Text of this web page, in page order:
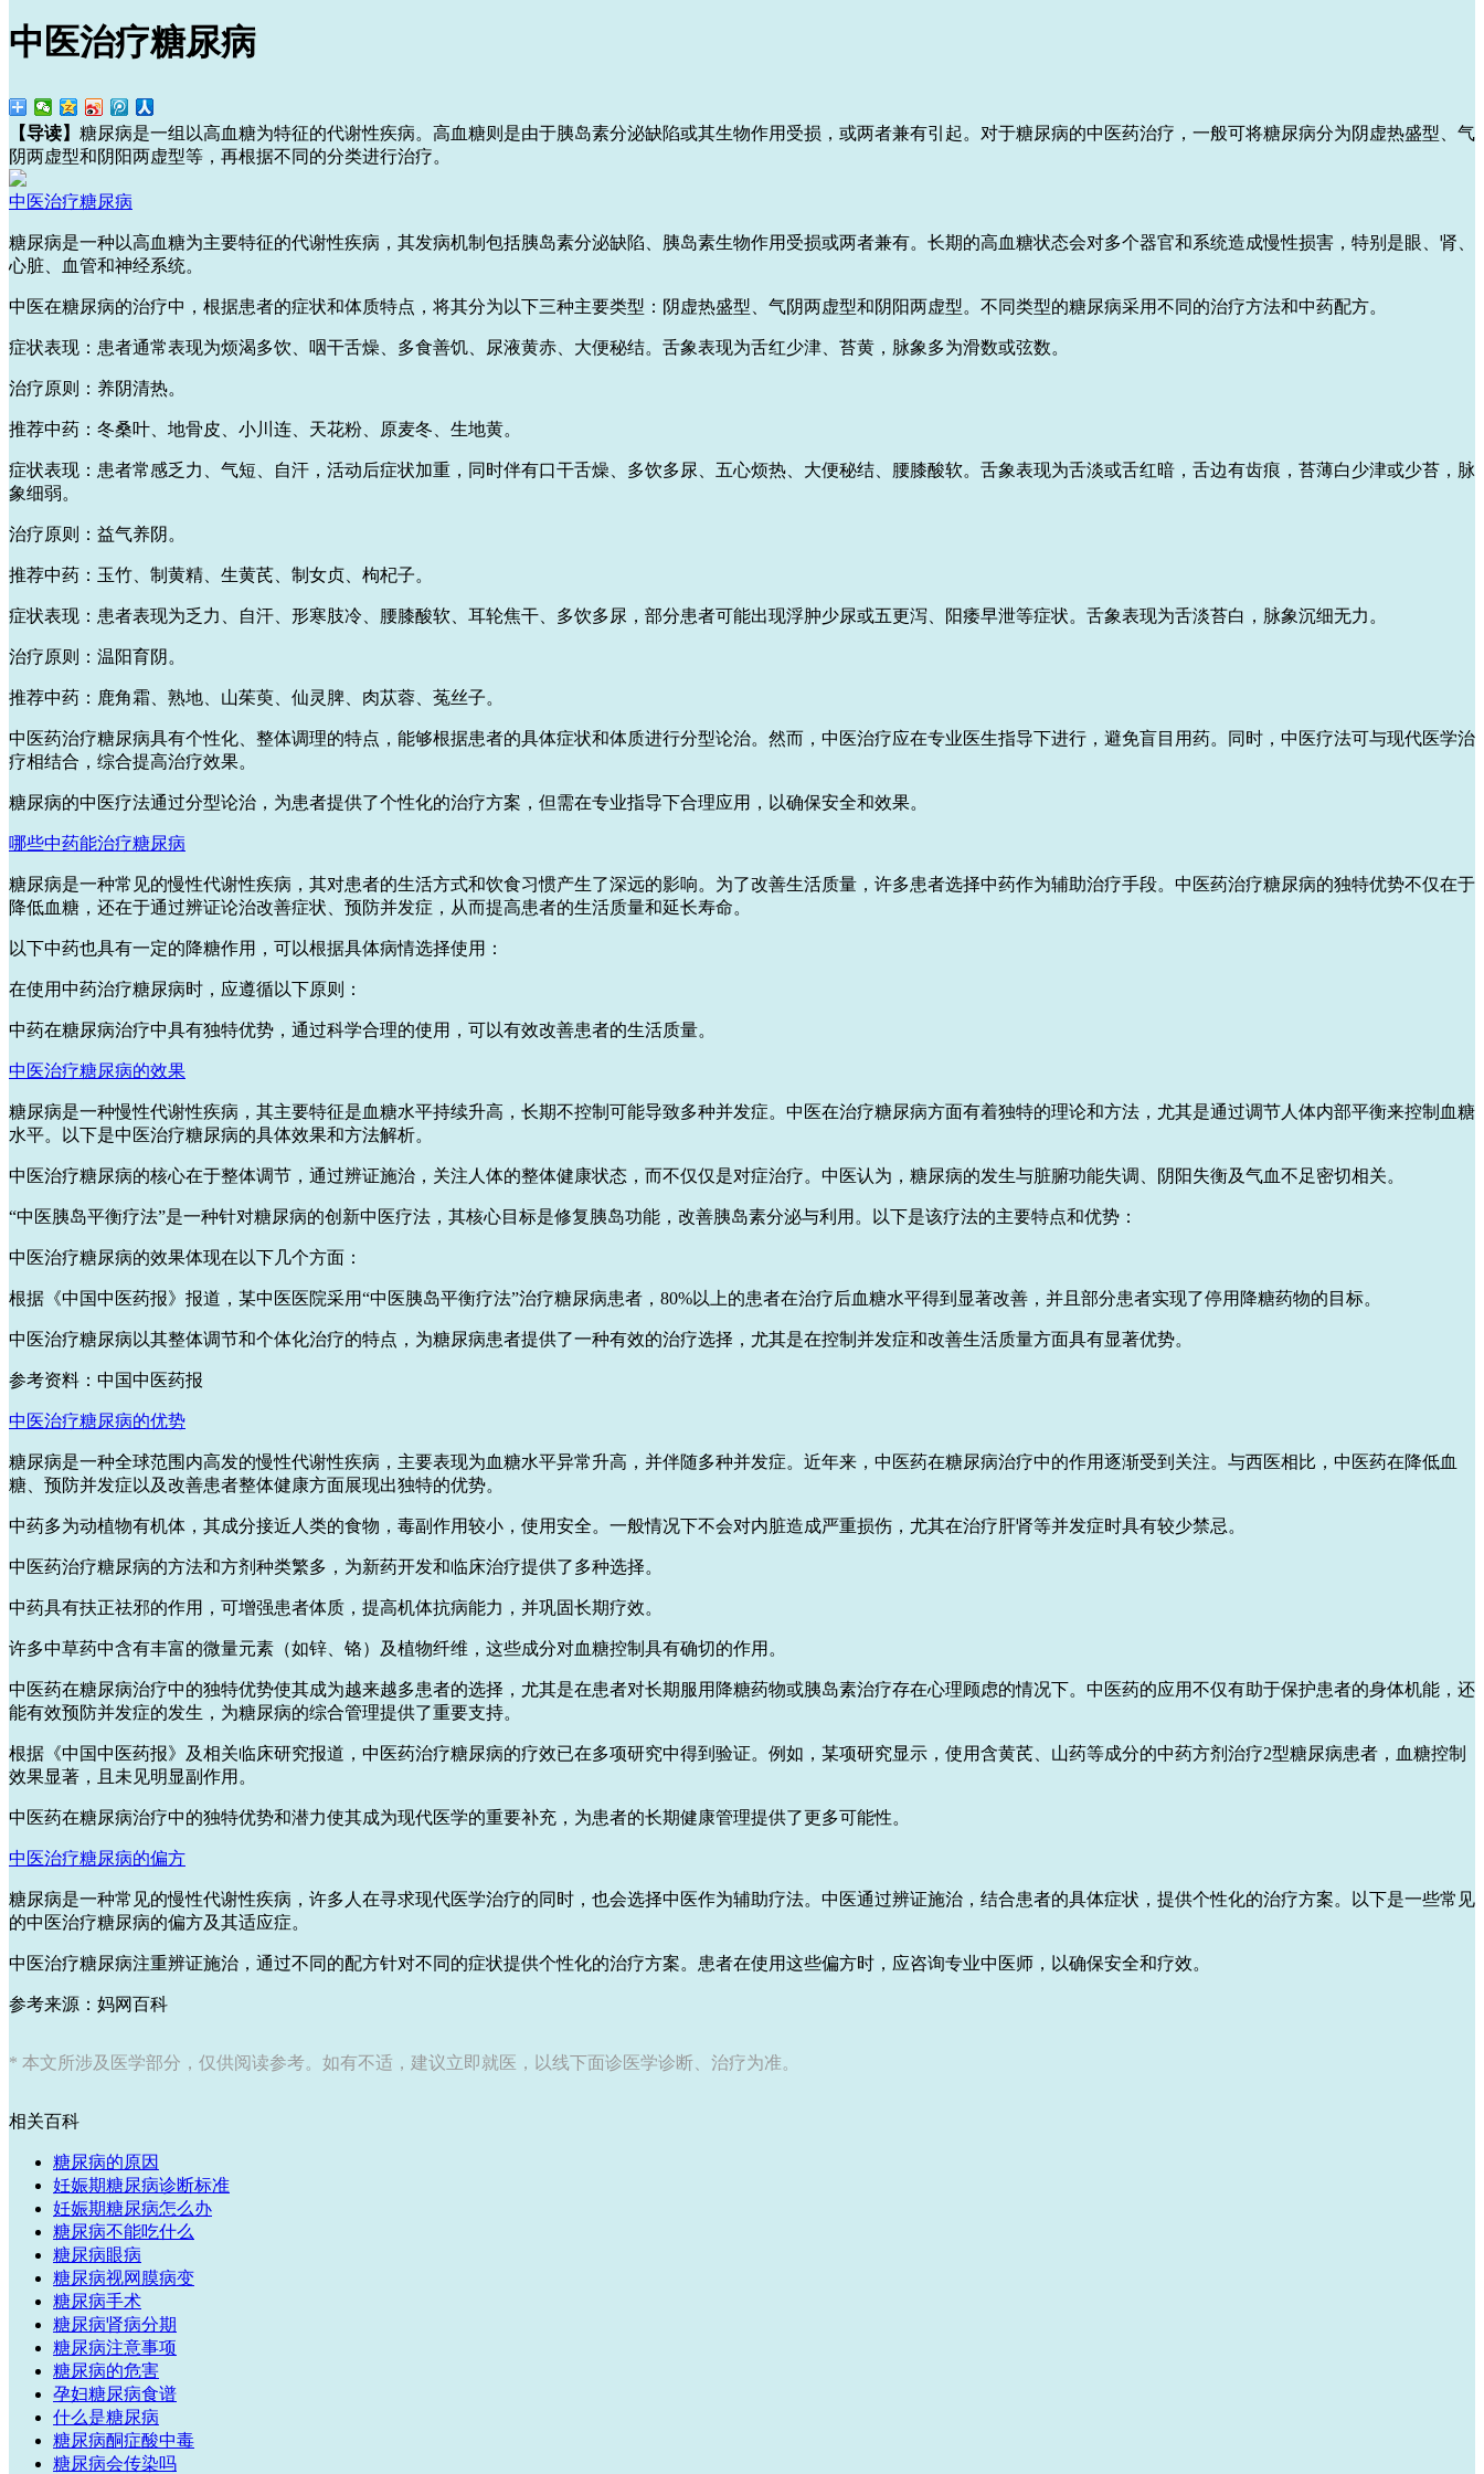
中医治疗糖尿病
【导读】 糖尿病是一组以高血糖为特征的代谢性疾病。高血糖则是由于胰岛素分泌缺陷或其生物作用受损，或两者兼有引起。对于糖尿病的中医药治疗，一般可将糖尿病分为阴虚热盛型、气
阴两虚型和阴阳两虚型等，再根据不同的分类进行治疗。
中医治疗糖尿病
糖尿病是一种以高血糖为主要特征的代谢性疾病，其发病机制包括胰岛素分泌缺陷、胰岛素生物作用受损或两者兼有。长期的高血糖状态会对多个器官和系统造成慢性损害，特别是眼、肾、
心脏、血管和神经系统。
中医在糖尿病的治疗中，根据患者的症状和体质特点，将其分为以下三种主要类型：阴虚热盛型、气阴两虚型和阴阳两虚型。不同类型的糖尿病采用不同的治疗方法和中药配方。
症状表现：患者通常表现为烦渴多饮、咽干舌燥、多食善饥、尿液黄赤、大便秘结。舌象表现为舌红少津、苔黄，脉象多为滑数或弦数。
治疗原则：养阴清热。
推荐中药：冬桑叶、地骨皮、小川连、天花粉、原麦冬、生地黄。
症状表现：患者常感乏力、气短、自汗，活动后症状加重，同时伴有口干舌燥、多饮多尿、五心烦热、大便秘结、腰膝酸软。舌象表现为舌淡或舌红暗，舌边有齿痕，苔薄白少津或少苔，脉
象细弱。
治疗原则：益气养阴。
推荐中药：玉竹、制黄精、生黄芪、制女贞、枸杞子。
症状表现：患者表现为乏力、自汗、形寒肢冷、腰膝酸软、耳轮焦干、多饮多尿，部分患者可能出现浮肿少尿或五更泻、阳痿早泄等症状。舌象表现为舌淡苔白，脉象沉细无力。
治疗原则：温阳育阴。
推荐中药：鹿角霜、熟地、山茱萸、仙灵脾、肉苁蓉、菟丝子。
中医药治疗糖尿病具有个性化、整体调理的特点，能够根据患者的具体症状和体质进行分型论治。然而，中医治疗应在专业医生指导下进行，避免盲目用药。同时，中医疗法可与现代医学治
疗相结合，综合提高治疗效果。
糖尿病的中医疗法通过分型论治，为患者提供了个性化的治疗方案，但需在专业指导下合理应用，以确保安全和效果。
哪些中药能治疗糖尿病
糖尿病是一种常见的慢性代谢性疾病，其对患者的生活方式和饮食习惯产生了深远的影响。为了改善生活质量，许多患者选择中药作为辅助治疗手段。中医药治疗糖尿病的独特优势不仅在于
降低血糖，还在于通过辨证论治改善症状、预防并发症，从而提高患者的生活质量和延长寿命。
以下中药也具有一定的降糖作用，可以根据具体病情选择使用：
在使用中药治疗糖尿病时，应遵循以下原则：
中药在糖尿病治疗中具有独特优势，通过科学合理的使用，可以有效改善患者的生活质量。
中医治疗糖尿病的效果
糖尿病是一种慢性代谢性疾病，其主要特征是血糖水平持续升高，长期不控制可能导致多种并发症。中医在治疗糖尿病方面有着独特的理论和方法，尤其是通过调节人体内部平衡来控制血糖
水平。以下是中医治疗糖尿病的具体效果和方法解析。
中医治疗糖尿病的核心在于整体调节，通过辨证施治，关注人体的整体健康状态，而不仅仅是对症治疗。中医认为，糖尿病的发生与脏腑功能失调、阴阳失衡及气血不足密切相关。
“中医胰岛平衡疗法”是一种针对糖尿病的创新中医疗法，其核心目标是修复胰岛功能，改善胰岛素分泌与利用。以下是该疗法的主要特点和优势：
中医治疗糖尿病的效果体现在以下几个方面：
根据《中国中医药报》报道，某中医医院采用“中医胰岛平衡疗法”治疗糖尿病患者，80%以上的患者在治疗后血糖水平得到显著改善，并且部分患者实现了停用降糖药物的目标。
中医治疗糖尿病以其整体调节和个体化治疗的特点，为糖尿病患者提供了一种有效的治疗选择，尤其是在控制并发症和改善生活质量方面具有显著优势。
参考资料：中国中医药报
中医治疗糖尿病的优势
糖尿病是一种全球范围内高发的慢性代谢性疾病，主要表现为血糖水平异常升高，并伴随多种并发症。近年来，中医药在糖尿病治疗中的作用逐渐受到关注。与西医相比，中医药在降低血
糖、预防并发症以及改善患者整体健康方面展现出独特的优势。
中药多为动植物有机体，其成分接近人类的食物，毒副作用较小，使用安全。一般情况下不会对内脏造成严重损伤，尤其在治疗肝肾等并发症时具有较少禁忌。
中医药治疗糖尿病的方法和方剂种类繁多，为新药开发和临床治疗提供了多种选择。
中药具有扶正祛邪的作用，可增强患者体质，提高机体抗病能力，并巩固长期疗效。
许多中草药中含有丰富的微量元素（如锌、铬）及植物纤维，这些成分对血糖控制具有确切的作用。
中医药在糖尿病治疗中的独特优势使其成为越来越多患者的选择，尤其是在患者对长期服用降糖药物或胰岛素治疗存在心理顾虑的情况下。中医药的应用不仅有助于保护患者的身体机能，还
能有效预防并发症的发生，为糖尿病的综合管理提供了重要支持。
根据《中国中医药报》及相关临床研究报道，中医药治疗糖尿病的疗效已在多项研究中得到验证。例如，某项研究显示，使用含黄芪、山药等成分的中药方剂治疗2型糖尿病患者，血糖控制
效果显著，且未见明显副作用。
中医药在糖尿病治疗中的独特优势和潜力使其成为现代医学的重要补充，为患者的长期健康管理提供了更多可能性。
中医治疗糖尿病的偏方
糖尿病是一种常见的慢性代谢性疾病，许多人在寻求现代医学治疗的同时，也会选择中医作为辅助疗法。中医通过辨证施治，结合患者的具体症状，提供个性化的治疗方案。以下是一些常见
的中医治疗糖尿病的偏方及其适应症。
中医治疗糖尿病注重辨证施治，通过不同的配方针对不同的症状提供个性化的治疗方案。患者在使用这些偏方时，应咨询专业中医师，以确保安全和疗效。
参考来源：妈网百科
* 本文所涉及医学部分，仅供阅读参考。如有不适，建议立即就医，以线下面诊医学诊断、治疗为准。
相关百科
糖尿病的原因
妊娠期糖尿病诊断标准
妊娠期糖尿病怎么办
糖尿病不能吃什么
糖尿病眼病
糖尿病视网膜病变
糖尿病手术
糖尿病肾病分期
糖尿病注意事项
糖尿病的危害
孕妇糖尿病食谱
什么是糖尿病
糖尿病酮症酸中毒
糖尿病会传染吗